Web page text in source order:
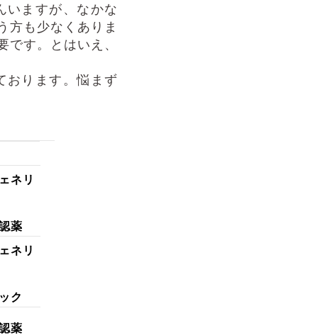
いますが、なかな
方も少なくありま
す。とはいえ、
おります。悩まず
ネリ
薬
ネリ
ク
薬